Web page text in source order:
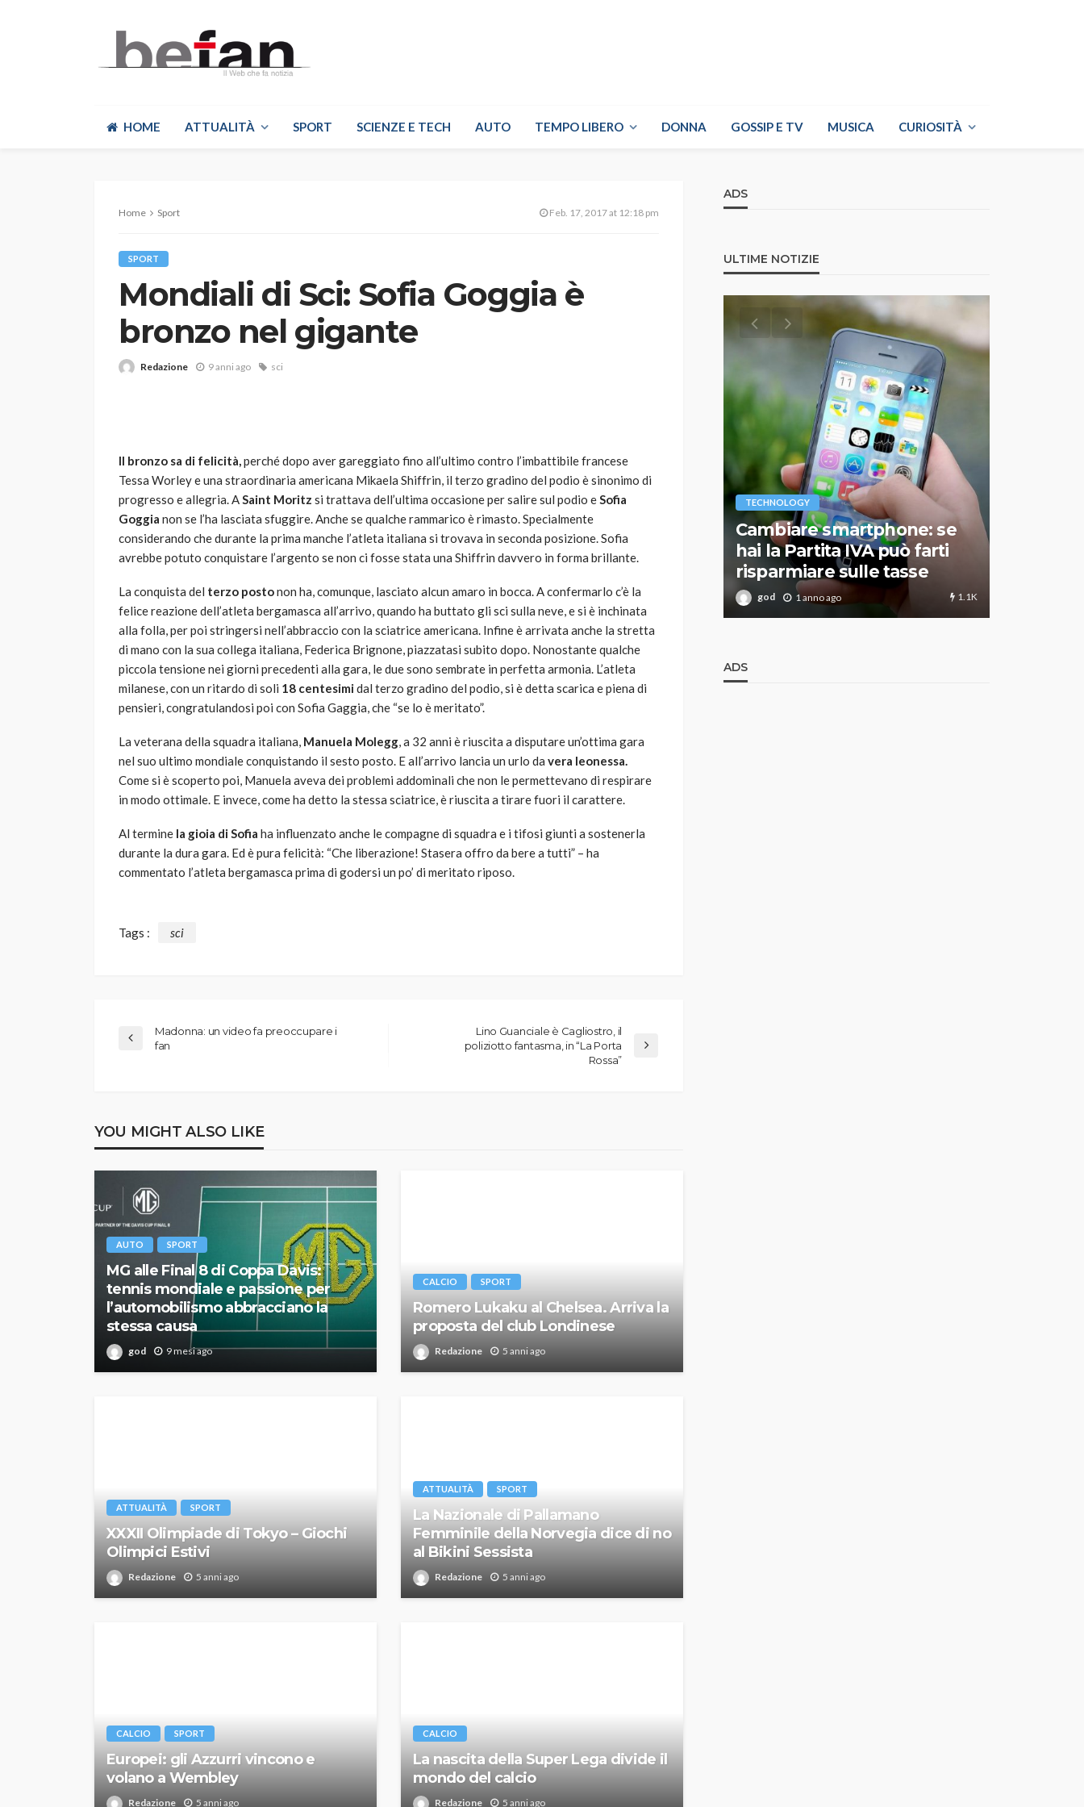
HOME ATTUALITÀ SPORT SCIENZE E TECH AUTO TEMPO LIBERO DONNA GOSSIP E TV MUSICA CURIOSITÀ
Home Sport Feb. 17, 2017 at 12:18 pm
SPORT
Mondiali di Sci: Sofia Goggia è
bronzo nel gigante
Redazione 9 anni ago sci
Il bronzo sa di felicità,perché dopo aver gareggiato fino all’ultimo contro l’imbattibile francese
Tessa Worley e una straordinaria americana Mikaela Shiffrin, il terzo gradino del podio è sinonimo di
progresso e allegria. ASaint Moritz si trattava dell’ultima occasione per salire sul podio eSofia
Goggia non se l’ha lasciata sfuggire. Anche se qualche rammarico è rimasto. Specialmente
considerando che durante la prima manche l’atleta italiana si trovava in seconda posizione. Sofia
avrebbe potuto conquistare l’argento se non ci fosse stata una Shiffrin davvero in forma brillante.
La conquista del terzo postonon ha, comunque, lasciato alcun amaro in bocca. A confermarlo c’è la
felice reazione dell’atleta bergamasca all’arrivo, quando ha buttato gli sci sulla neve, e si è inchinata
alla folla, per poi stringersi nell’abbraccio con la sciatrice americana. Infine è arrivata anche la stretta
di mano con la sua collega italiana, Federica Brignone, piazzatasi subito dopo. Nonostante qualche
piccola tensione nei giorni precedenti alla gara, le due sono sembrate in perfetta armonia. L’atleta
milanese, con un ritardo di soli 18 centesimidal terzo gradino del podio, si è detta scarica e piena di
pensieri, congratulandosi poi con Sofia Gaggia, che “se lo è meritato”.
La veterana della squadra italiana, Manuela Molegg, a 32 anni è riuscita a disputare un’ottima gara
nel suo ultimo mondiale conquistando il sesto posto. E all’arrivo lancia un urlo da vera leonessa.
Come si è scoperto poi, Manuela aveva dei problemi addominali che non le permettevano di respirare
in modo ottimale. E invece, come ha detto la stessa sciatrice, è riuscita a tirare fuori il carattere.
Al termine la gioia di Sofia ha influenzato anche le compagne di squadra e i tifosi giunti a sostenerla
durante la dura gara. Ed è pura felicità: “Che liberazione! Stasera offro da bere a tutti” – ha
commentato l’atleta bergamasca prima di godersi un po’ di meritato riposo.
Tags : sci
Madonna: un video fa preoccupare i
fan
Lino Guanciale è Cagliostro, il
poliziotto fantasma, in “La Porta
Rossa”
YOU MIGHT ALSO LIKE
AUTO SPORT
MG alle Final 8 di Coppa Davis:
tennis mondiale e passione per
l’automobilismo abbracciano la
stessa causa
god 9 mesi ago
CALCIO SPORT
Romero Lukaku al Chelsea. Arriva la
proposta del club Londinese
Redazione 5 anni ago
ATTUALITÀ SPORT
XXXII Olimpiade di Tokyo – Giochi
Olimpici Estivi
Redazione 5 anni ago
ATTUALITÀ SPORT
La Nazionale di Pallamano
Femminile della Norvegia dice di no
al Bikini Sessista
Redazione 5 anni ago
CALCIO SPORT
Europei: gli Azzurri vincono e
volano a Wembley
Redazione 5 anni ago
CALCIO
La nascita della Super Lega divide il
mondo del calcio
Redazione 5 anni ago
ADS
ULTIME NOTIZIE
VARIE
Robot tagliaerba: quale
scegliere per il tuo prato
god 1 anno ago 785
AUTO SPORT
MG alle Final 8 di Coppa
Davis: tennis mondiale e
passione per
l’automobilismo
god 9 mesi ago
TECHNOLOGY
Cambiare smartphone: se
hai la Partita IVA può farti
risparmiare sulle tasse
god 1 anno ago 1.1K
ADS